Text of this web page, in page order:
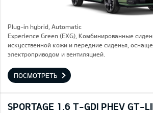
Plug-in hybrid, Automatic
Experience Green (EXG), Комбинированные
искусственной кожи и передние сиденья,
электроприводом и вентиляцией.
ПОСМОТРЕТЬ
SPORTAGE 1.6 T-GDI PHEV GT-